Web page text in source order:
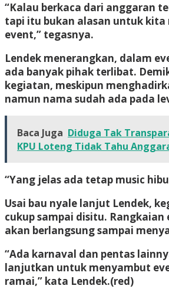
“Kalau berkaca dari anggaran
tapi itu bukan alasan untuk kita
event,” tegasnya.
Lendek menerangkan, dalam
ada banyak pihak terlibat.
kegiatan, meskipun
namun nama sudah ada pada
Baca Juga Diduga Tak
KPU Loteng Tidak Tahu
“Yang jelas ada tetap music
Usai bau nyale lanjut Lendek,
cukup sampai disitu. Rangkaian
akan berlangsung sampai
“Ada karnaval dan pentas
lanjutkan untuk menyambut
ramai,” kata Lendek.(red)